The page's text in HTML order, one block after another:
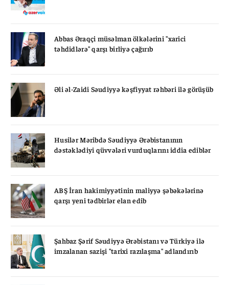
Abbas Əraqçi müsəlman ölkələrini "xarici
təhdidlərə" qarşı birliyə çağırıb
Əli əl-Zaidi Səudiyyə kəşfiyyat rəhbəri ilə görüşüb
Husilər Məribdə Səudiyyə Ərəbistanının
dəstəklədiyi qüvvələri vurduqlarını iddia ediblər
ABŞ İran hakimiyyətinin maliyyə şəbəkələrinə
qarşı yeni tədbirlər elan edib
Şahbaz Şərif Səudiyyə Ərəbistanı və Türkiyə ilə
imzalanan sazişi "tarixi razılaşma" adlandırıb